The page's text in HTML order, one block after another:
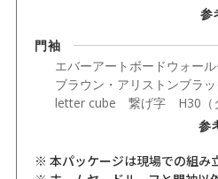
参
門袖
エバーアートボードウォー
ブラウン・アリストンブラッ
letter cube 繋げ字 H30（ダ
参
※ 本パッケージは現場での組み